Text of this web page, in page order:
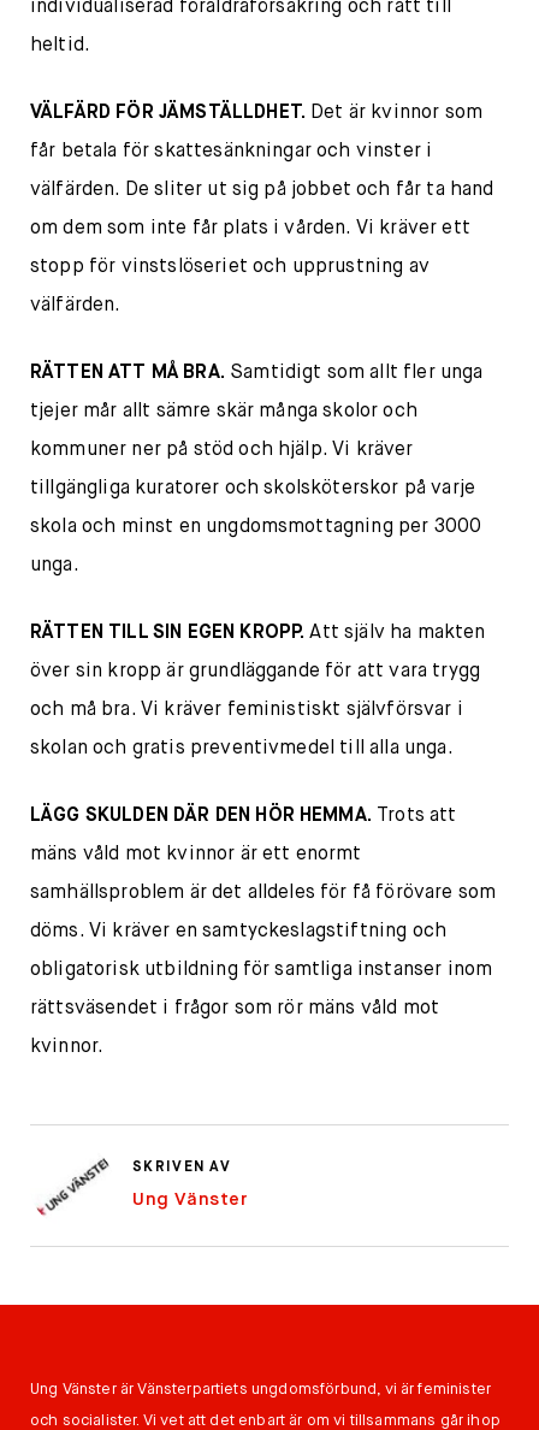
individualiserad föräldraförsäkring och rätt till
heltid.
VÄLFÄRD FÖR JÄMSTÄLLDHET. Det är kvinnor som
får betala för skattesänkningar och vinster i
välfärden. De sliter ut sig på jobbet och får ta hand
om dem som inte får plats i vården. Vi kräver ett
stopp för vinstslöseriet och upprustning av
välfärden.
RÄTTEN ATT MÅ BRA. Samtidigt som allt fler unga
tjejer mår allt sämre skär många skolor och
kommuner ner på stöd och hjälp. Vi kräver
tillgängliga kuratorer och skolsköterskor på varje
skola och minst en ungdomsmottagning per 3000
unga.
RÄTTEN TILL SIN EGEN KROPP. Att själv ha makten
över sin kropp är grundläggande för att vara trygg
och må bra. Vi kräver feministiskt självförsvar i
skolan och gratis preventivmedel till alla unga.
LÄGG SKULDEN DÄR DEN HÖR HEMMA. Trots att
mäns våld mot kvinnor är ett enormt
samhällsproblem är det alldeles för få förövare som
döms. Vi kräver en samtyckeslagstiftning och
obligatorisk utbildning för samtliga instanser inom
rättsväsendet i frågor som rör mäns våld mot
kvinnor.
SKRIVEN AV
Ung Vänster
Ung Vänster är Vänsterpartiets ungdomsförbund, vi är feminister
och socialister. Vi vet att det enbart är om vi tillsammans går ihop